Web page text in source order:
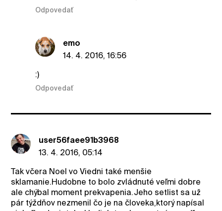
Odpovedať
emo
14. 4. 2016, 16:56
:)
Odpovedať
user56faee91b3968
13. 4. 2016, 05:14
Tak včera Noel vo Viedni také menšie
sklamanie.Hudobne to bolo zvládnuté veľmi dobre
ale chýbal moment prekvapenia.Jeho setlist sa už
pár týždňov nezmenil čo je na človeka,ktorý napísal